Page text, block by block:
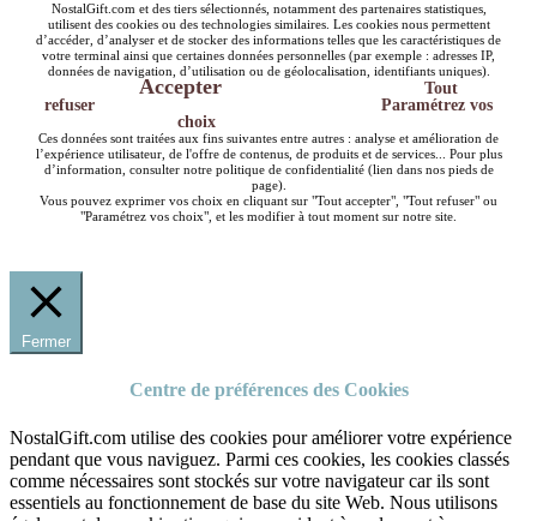
NostalGift.com et des tiers sélectionnés, notamment des partenaires statistiques,
utilisent des cookies ou des technologies similaires. Les cookies nous permettent
d’accéder, d’analyser et de stocker des informations telles que les caractéristiques de
votre terminal ainsi que certaines données personnelles (par exemple : adresses IP,
données de navigation, d’utilisation ou de géolocalisation, identifiants uniques).
Accepter
Tout
refuser
Paramétrez vos
choix
Ces données sont traitées aux fins suivantes entre autres : analyse et amélioration de
l’expérience utilisateur, de l'offre de contenus, de produits et de services... Pour plus
d’information, consulter notre politique de confidentialité (lien dans nos pieds de
page).
Vous pouvez exprimer vos choix en cliquant sur "Tout accepter", "Tout refuser" ou
"Paramétrez vos choix", et les modifier à tout moment sur notre site.
Fermer
Centre de préférences des Cookies
NostalGift.com utilise des cookies pour améliorer votre expérience
pendant que vous naviguez. Parmi ces cookies, les cookies classés
comme nécessaires sont stockés sur votre navigateur car ils sont
essentiels au fonctionnement de base du site Web. Nous utilisons